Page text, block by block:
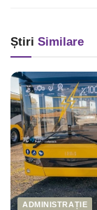
Știri Similare
ADMINISTRAȚIE